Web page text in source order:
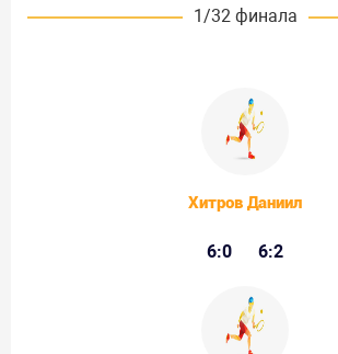
1/32 финала
Хитров Даниил
6:0 6:2